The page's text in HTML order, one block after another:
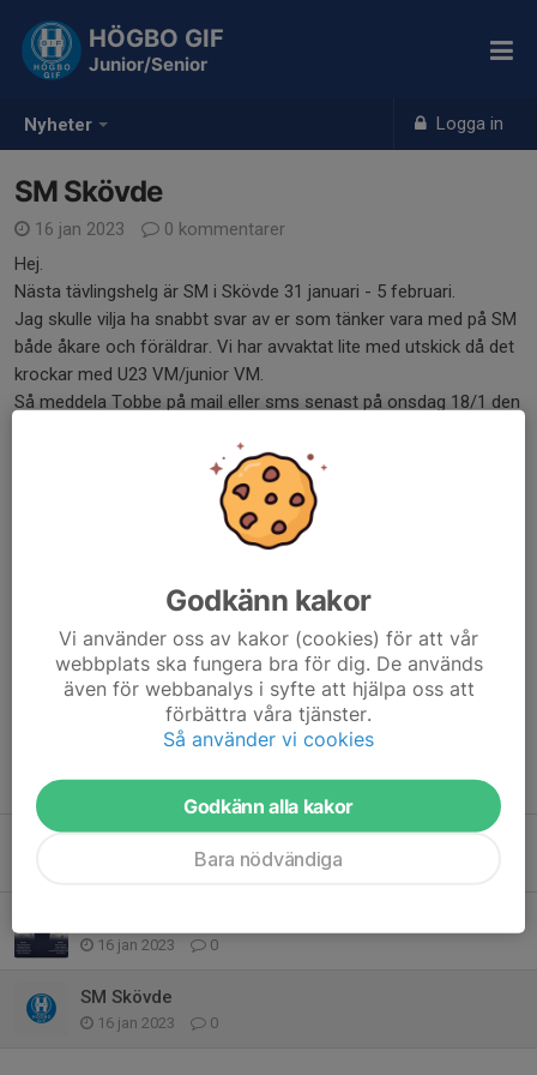
Nyheter Logga in
HÖGBO GIF
Junior/Senior
SM Skövde
16 jan 2023
0 kommentarer
Hej.
Nästa tävlingshelg är SM i Skövde 31 januari - 5 februari.
Jag skulle vilja ha snabbt svar av er som tänker vara med på SM
både åkare och föräldrar. Vi har avvaktat lite med utskick då det
krockar med U23 VM/junior VM.
Så meddela Tobbe på mail eller sms senast på onsdag 18/1 den
mail: torbjorn.georgsson@mellanskog.se
Kommentarer
Tidigare nyheter
0
16 jan 2023 0
SM Skövde
16 jan 2023 0
Godkänn kakor
Vi använder oss av kakor (cookies) för att vår
webbplats ska fungera bra för dig. De används
även för webbanalys i syfte att hjälpa oss att
förbättra våra tjänster.
Så använder vi cookies
Godkänn alla kakor
Bara nödvändiga